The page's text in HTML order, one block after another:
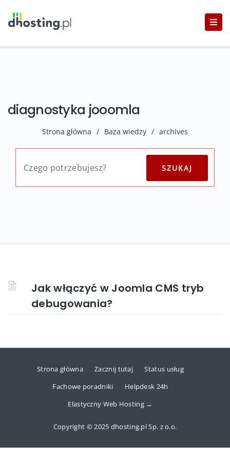
diagnostyka jooomla
Strona główna / Baza wiedzy / archives
Jak włączyć w Joomla CMS tryb
debugowania?
Strona główna Zacznij tutaj
Status usług
Fachowe poradniki
Helpdesk 24h
Elastyczny Web Hosting →
Copyright © 2025 dhosting.pl Sp. z o.o.